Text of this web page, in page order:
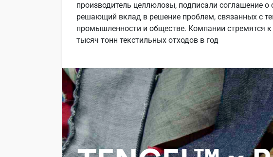
производитель целлюлозы, подписали соглашение о
решающий вклад в решение проблем, связанных с
промышленности и обществе. Компании стремятся
тысяч тонн текстильных отходов в год